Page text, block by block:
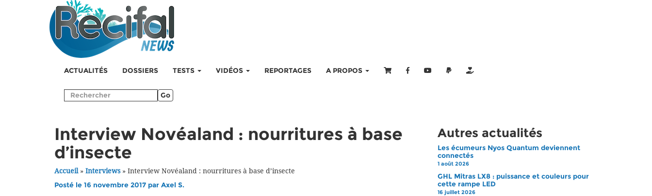
ACTUALITÉS DOSSIERS TESTS VIDÉOS REPORTAGES A PROPOS
Go
Interview Novéaland : nourritures à base
d’insecte
Accueil» Interviews» Interview Novéaland : nourritures à base d’insecte
Posté le 16 novembre 2017 par Axel S.
Autres actualités
Les écumeurs Nyos Quantum deviennent
connectés
1 août 2026
GHL Mitras LX8 : puissance et couleurs pour
cette rampe LED
16 juillet 2026